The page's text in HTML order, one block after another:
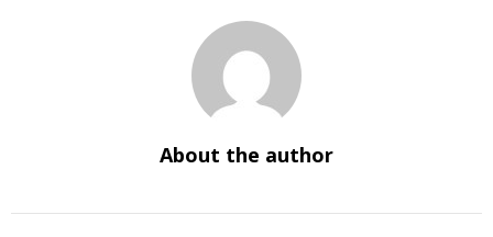
About the author